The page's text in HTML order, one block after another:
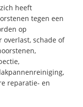
heeft
tegen een
op
overlast, schade of
reparatie- en